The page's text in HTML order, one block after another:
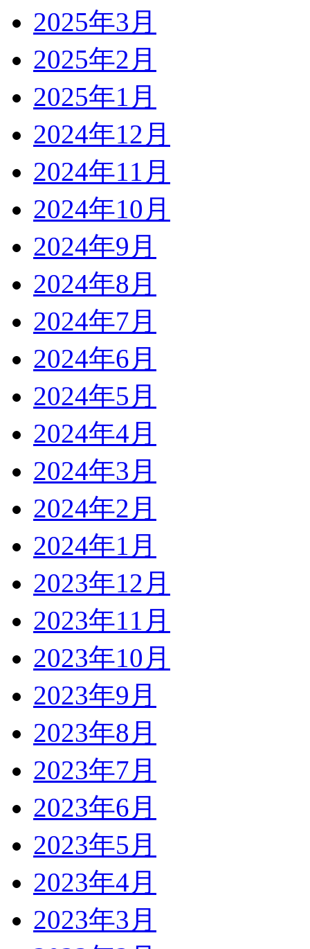
2025年3月
2025年2月
2025年1月
2024年12月
2024年11月
2024年10月
2024年9月
2024年8月
2024年7月
2024年6月
2024年5月
2024年4月
2024年3月
2024年2月
2024年1月
2023年12月
2023年11月
2023年10月
2023年9月
2023年8月
2023年7月
2023年6月
2023年5月
2023年4月
2023年3月